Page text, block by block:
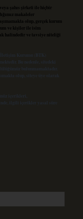
şahıs şirketi ile hiçbir
makaleler
olup, gerçek kurum
ve kişiler ile isim
halindedir ve tavsiye niteliği
Kurumu (BTK)
Bu nedenle, sitedeki
bulunmamaktadır.
olup, siteye üye olarak
içerikleri,
ilgili içerikler yasal süre